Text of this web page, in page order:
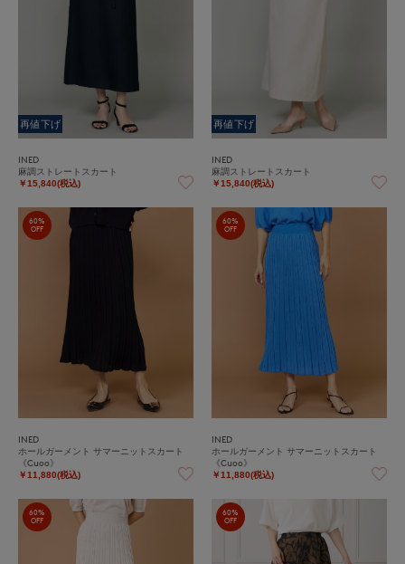
再値下げ
INED
麻調ストレートスカート
￥15,840(税込)
再値下げ
INED
麻調ストレートスカート
￥15,840(税込)
60%
OFF
INED
ホールガーメント サマーニットスカート
《Cuoo》
￥11,880(税込)
60%
OFF
INED
ホールガーメント サマーニットスカート
《Cuoo》
￥11,880(税込)
60%
OFF
60%
OFF